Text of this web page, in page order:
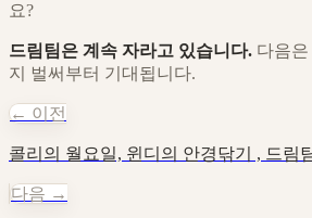
요?
드림팀은 계속 자라고 있습니다. 다음
지 벌써부터 기대됩니다.
← 이전
콜리의 월요일, 윈디의 안경닦기 , 드림
다음 →